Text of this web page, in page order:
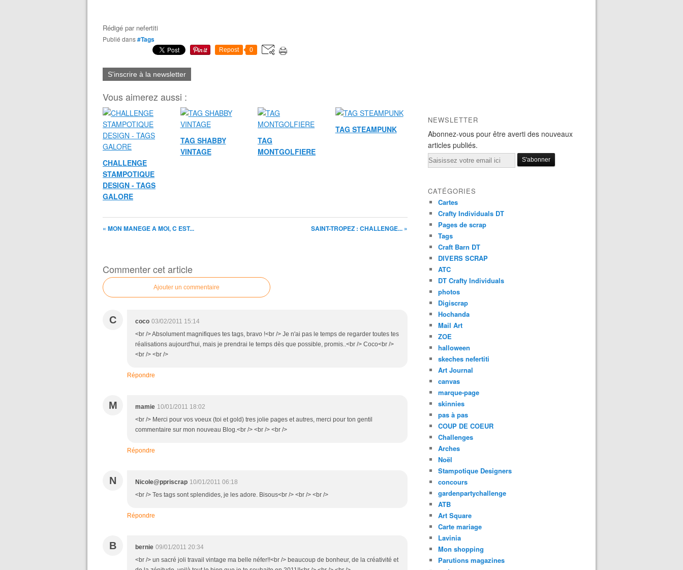
Rédigé par nefertiti
Publié dans#Tags
Repost 0
S'inscrire à la newsletter
Vous aimerez aussi :
CHALLENGE
STAMPOTIQUE
DESIGN - TAGS
GALORE
TAG SHABBY
VINTAGE
TAG
MONTGOLFIERE
TAG STEAMPUNK
« MON MANEGE A MOI, C EST... SAINT-TROPEZ : CHALLENGE... »
Commenter cet article
Ajouter un commentaire
C coco 03/02/2011 15:14
<br /> Absolument magnifiques tes tags, bravo !<br /> Je n'ai pas le temps de regarder toutes tes
réalisations aujourd'hui, mais je prendrai le temps dès que possible, promis..<br /> Coco<br />
<br /> <br />
Répondre
M mamie 10/01/2011 18:02
<br /> Merci pour vos voeux (toi et gold) tres jolie pages et autres, merci pour ton gentil
commentaire sur mon nouveau Blog.<br /> <br /> <br />
Répondre
N Nicole@ppriscrap 10/01/2011 06:18
<br /> Tes tags sont splendides, je les adore. Bisous<br /> <br /> <br />
Répondre
B bernie 09/01/2011 20:34
<br /> un sacré joli travail vintage ma belle néfer!!<br /> beaucoup de bonheur, de la créativité et
NEWSLETTER
Abonnez-vous pour être averti des nouveaux
articles publiés.
Email
CATÉGORIES
Cartes
Crafty Individuals DT
Pages de scrap
Tags
Craft Barn DT
DIVERS SCRAP
ATC
DT Crafty Individuals
photos
Digiscrap
Hochanda
Mail Art
ZOE
halloween
skeches nefertiti
Art Journal
canvas
marque-page
skinnies
pas à pas
COUP DE COEUR
Challenges
Arches
Noël
Stampotique Designers
concours
gardenpartychallenge
ATB
Art Square
Carte mariage
Lavinia
Mon shopping
Parutions magazines